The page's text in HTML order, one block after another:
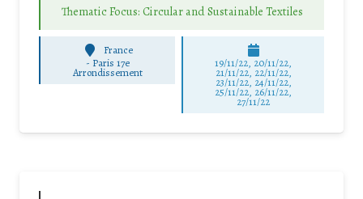
Thematic Focus: Circular and Sustainable Textiles
France
- Paris 17e
Arrondissement
19/11/22, 20/11/22,
21/11/22, 22/11/22,
23/11/22, 24/11/22,
25/11/22, 26/11/22,
27/11/22